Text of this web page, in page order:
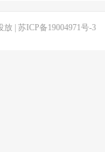
放| 苏ICP备19004971号-3